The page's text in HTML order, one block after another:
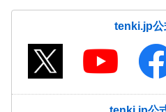
tenki.jp公